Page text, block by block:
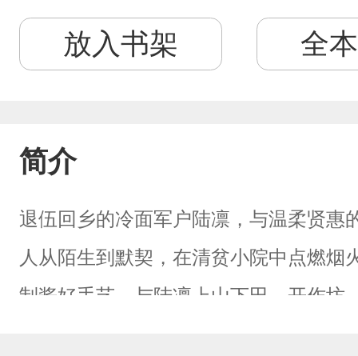
放入书架 全
简介
退伍回乡的冷面军户陆凛，与温柔贤惠
人从陌生到默契，在清贫小院中点燃
制酱好手艺，与陆凛上山下田、开作坊